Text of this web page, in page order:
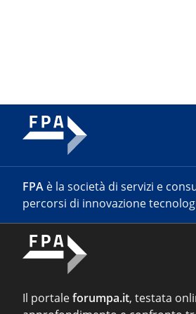
FPA è la società di servizi e
percorsi di innovazione
Il portaleforumpa.it, testata